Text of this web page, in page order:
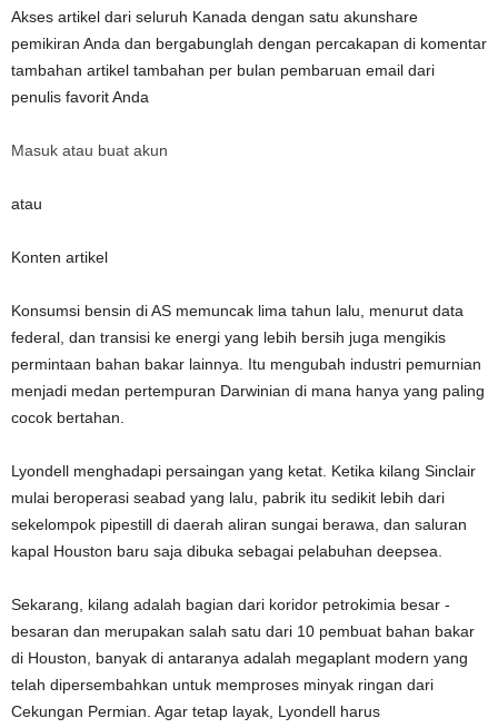
Akses artikel dari seluruh Kanada dengan satu akunshare
pemikiran Anda dan bergabunglah dengan percakapan di komentar
tambahan artikel tambahan per bulan pembaruan email dari
penulis favorit Anda
Masuk atau buat akun
atau
Konten artikel
Konsumsi bensin di AS memuncak lima tahun lalu, menurut data
federal, dan transisi ke energi yang lebih bersih juga mengikis
permintaan bahan bakar lainnya. Itu mengubah industri pemurnian
menjadi medan pertempuran Darwinian di mana hanya yang paling
cocok bertahan.
Lyondell menghadapi persaingan yang ketat. Ketika kilang Sinclair
mulai beroperasi seabad yang lalu, pabrik itu sedikit lebih dari
sekelompok pipestill di daerah aliran sungai berawa, dan saluran
kapal Houston baru saja dibuka sebagai pelabuhan deepsea.
Sekarang, kilang adalah bagian dari koridor petrokimia besar -
besaran dan merupakan salah satu dari 10 pembuat bahan bakar
di Houston, banyak di antaranya adalah megaplant modern yang
telah dipersembahkan untuk memproses minyak ringan dari
Cekungan Permian. Agar tetap layak, Lyondell harus